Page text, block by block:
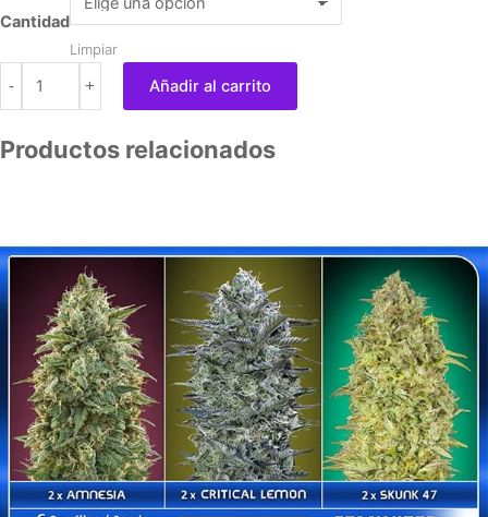
precios:
8,80 €
hasta
61,80 €
Cantidad
Limpiar
-
Lemon
+ Añadir al carrito
Productos relacionados